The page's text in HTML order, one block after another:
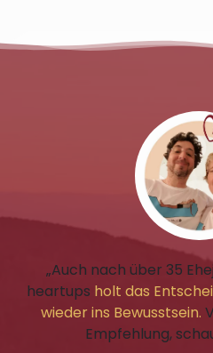
„Auch nach über 35
heartups holt das
wieder ins Bewusstsein.
Empfehlung,